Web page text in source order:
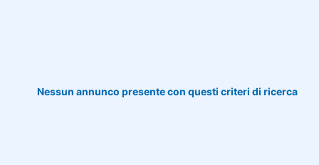
Nessun annunco presente con questi criteri di ricerca